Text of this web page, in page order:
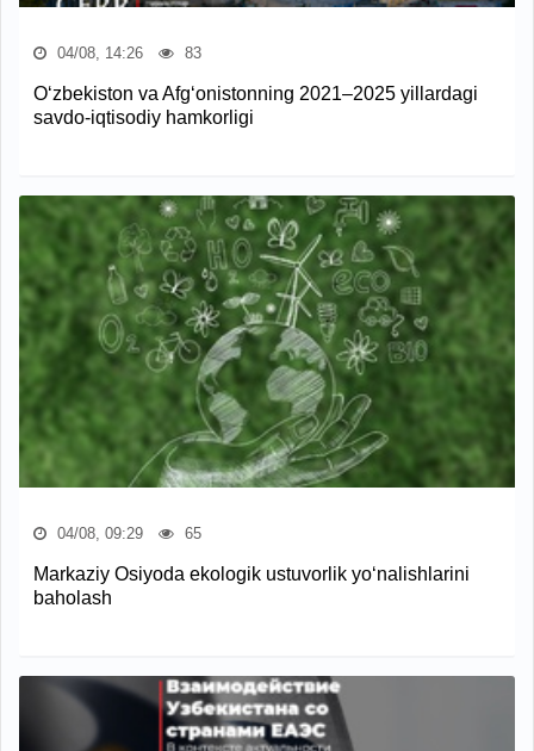
04/08, 14:26 83
O‘zbekiston va Afg‘onistonning 2021–2025 yillardagi
savdo-iqtisodiy hamkorligi
04/08, 09:29 65
Markaziy Osiyoda ekologik ustuvorlik yo‘nalishlarini
baholash